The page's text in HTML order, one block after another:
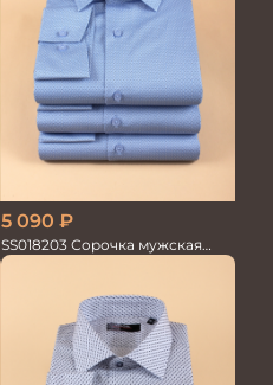
5 090 ₽
SS018203 Сорочка мужская
GROSTYLE PRIME